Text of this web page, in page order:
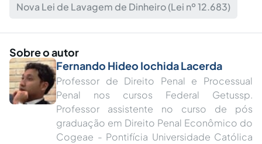
Nova Lei de Lavagem de Dinheiro (Lei nº 12.683)
Sobre o autor
Fernando Hideo Iochida Lacerda
Professor de Direito Penal e Processual
Penal nos cursos Federal Getussp.
Professor assistente no curso de pós
graduação em Direito Penal Econômico do
Cogeae - Pontifícia Universidade Católica